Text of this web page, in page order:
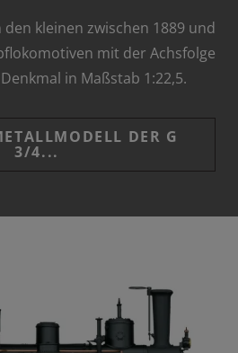
kleinen zwischen 1889 und
mit der Achsfolge
in Maßstab 1:22,5.
DER G
3/4...